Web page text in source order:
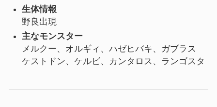
生体情報
野良出現
主なモンスター
メルクー、オルギィ、ハゼヒバキ、ガブラス
ケストドン、ケルビ、カンタロス、ランゴスタ